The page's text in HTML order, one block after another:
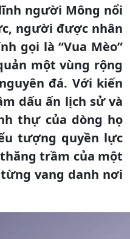
người Mông nổi
người được nhân
gọi là “Vua Mèo”
một vùng rộng
đá. Với kiến
dấu ấn lịch sử và
thự của dòng họ
tượng quyền lực
trầm của một
vang danh nơi